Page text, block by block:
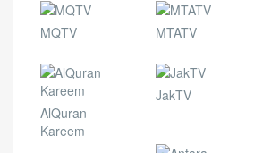
MQTV MTATV
AlQuran
Kareem
JakTV